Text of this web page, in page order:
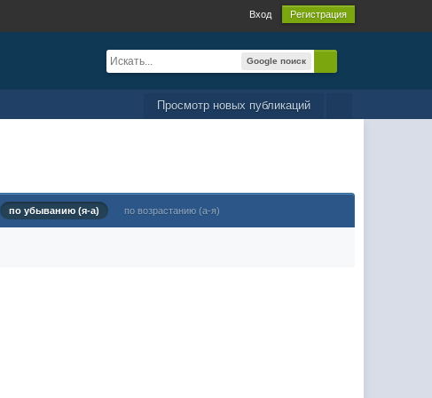
Вход Регистрация
Google поиск
Просмотр новых публикаций
по убыванию (я-а) по возрастанию (а-я)